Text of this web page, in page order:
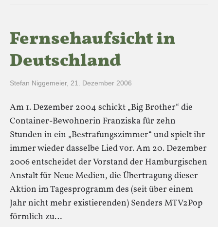
Fernsehaufsicht in
Deutschland
Stefan Niggemeier, 21. Dezember 2006
Am 1. Dezember 2004 schickt „Big Brother“ die
Container-Bewohnerin Franziska für zehn
Stunden in ein „Bestrafungszimmer“ und spielt ihr
immer wieder dasselbe Lied vor. Am 20. Dezember
2006 entscheidet der Vorstand der Hamburgischen
Anstalt für Neue Medien, die Übertragung dieser
Aktion im Tagesprogramm des (seit über einem
Jahr nicht mehr existierenden) Senders MTV2Pop
förmlich zu…